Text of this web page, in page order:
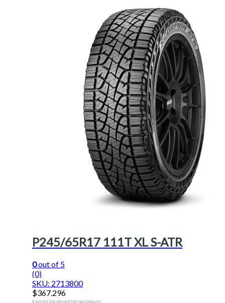
P245/65R17 111T XL S-ATR
0out of 5
(0)
SKU: 2713800
$367.296
$ 303.550 SIN IMPUESTOS NACIONALES